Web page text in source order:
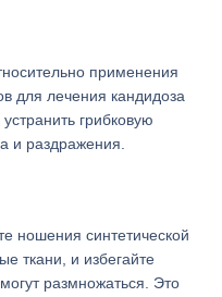
применения
для лечения кандидоза
грибковую
и раздражения.
ношения синтетической
ткани, и избегайте
размножаться. Это